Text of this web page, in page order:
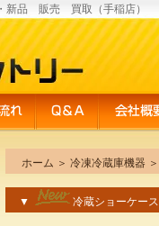
新品 販売 買取（手稲店）
ホーム ＞ 冷凍冷蔵庫機器 ＞
▼ 冷蔵ショーケース